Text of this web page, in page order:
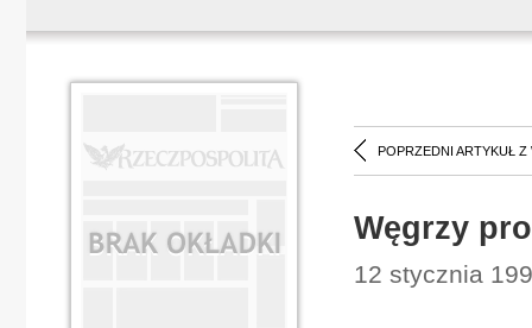
POPRZEDNI ARTYKUŁ Z
Węgrzy
12 stycznia